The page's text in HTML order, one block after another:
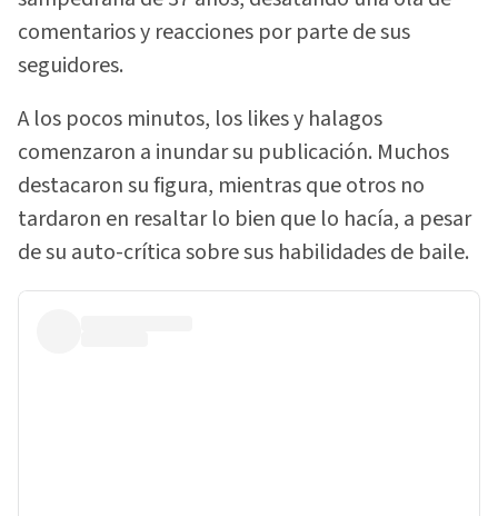
comentarios y reacciones por parte de sus
seguidores.
A los pocos minutos, los likes y halagos
comenzaron a inundar su publicación. Muchos
destacaron su figura, mientras que otros no
tardaron en resaltar lo bien que lo hacía, a pesar
de su auto-crítica sobre sus habilidades de baile.